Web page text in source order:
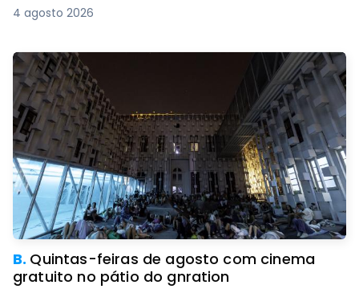
4 agosto 2026
B. Quintas-feiras de agosto com cinema
gratuito no pátio do gnration